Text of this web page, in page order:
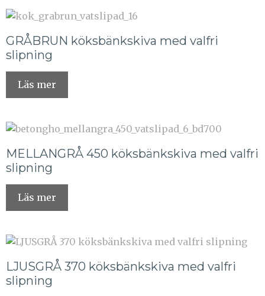
GRÅBRUN köksbänkskiva med valfri
slipning
Läs mer
MELLANGRÅ 450 köksbänkskiva med valfri
slipning
Läs mer
LJUSGRÅ 370 köksbänkskiva med valfri
slipning